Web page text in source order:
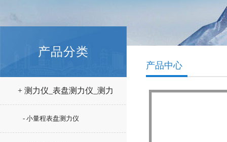
产品分类
+ 测力仪_表盘测力仪_测力
- 小量程表盘测力仪
产品中心